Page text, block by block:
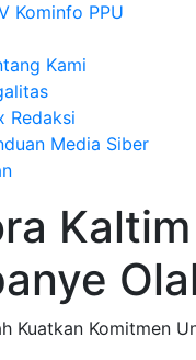
Kominfo PPU
Kami
Redaksi
Media Siber
Kuatkan Komitmen